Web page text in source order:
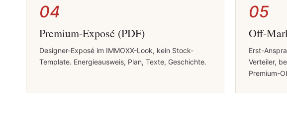
04
Premium-Exposé (PDF)
Designer-Exposé im IMMOXX-Look, kein Stock-
Template. Energieausweis, Plan, Texte, Geschichte.
05
Off-
Erst-
Verteiler,
Premium-